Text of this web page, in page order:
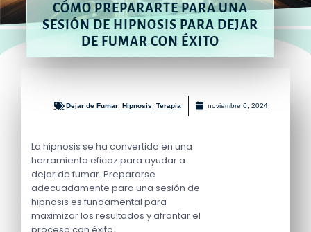
CÓMO PREPARARTE PARA UNA
SESIÓN DE HIPNOSIS PARA DEJAR
DE FUMAR CON ÉXITO
Dejar de Fumar, Hipnosis Terapia noviembre 6, 2024
La hipnosis se ha convertido en una
herramienta eficaz para ayudar a
dejar de fumar. Prepararse
adecuadamente para una sesión de
hipnosis es fundamental para
maximizar los resultados y afrontar el
proceso con éxito.